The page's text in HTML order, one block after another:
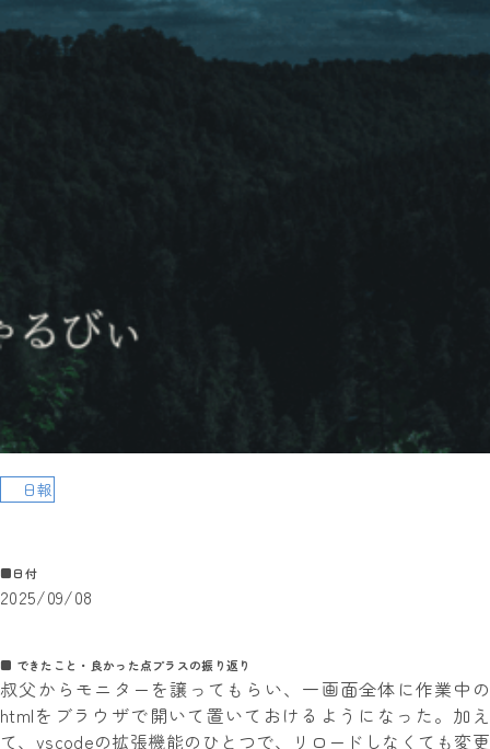
日報
■日付
2025/09/08
■ できたこと・良かった点プラスの振り返り
叔父からモニターを譲ってもらい、一画面全体に作業中の
htmlをブラウザで開いて置いておけるようになった。加え
て、vscodeの拡張機能のひとつで、リロードしなくても変更